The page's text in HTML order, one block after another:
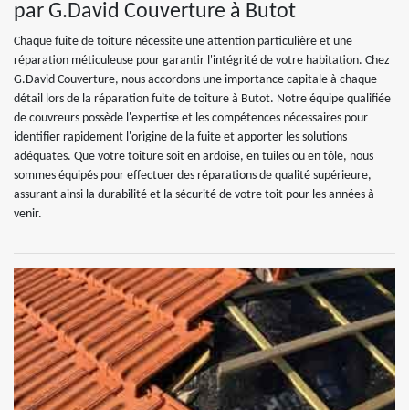
par G.David Couverture à Butot
Chaque fuite de toiture nécessite une attention particulière et une
réparation méticuleuse pour garantir l'intégrité de votre habitation. Chez
G.David Couverture, nous accordons une importance capitale à chaque
détail lors de la réparation fuite de toiture à Butot. Notre équipe qualifiée
de couvreurs possède l'expertise et les compétences nécessaires pour
identifier rapidement l'origine de la fuite et apporter les solutions
adéquates. Que votre toiture soit en ardoise, en tuiles ou en tôle, nous
sommes équipés pour effectuer des réparations de qualité supérieure,
assurant ainsi la durabilité et la sécurité de votre toit pour les années à
venir.